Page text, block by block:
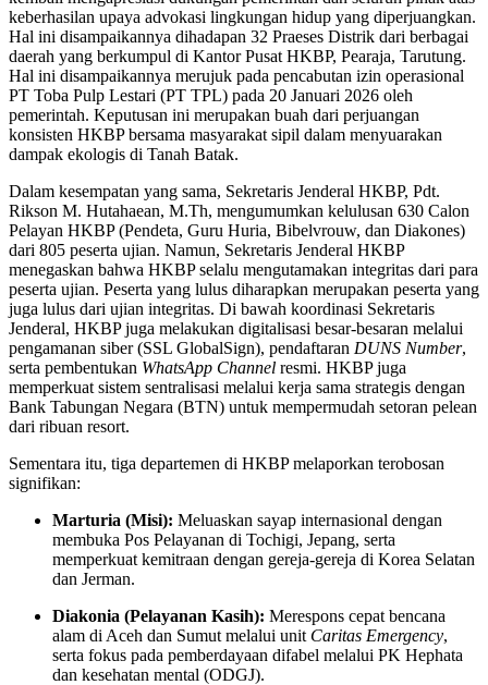
keberhasilan upaya advokasi lingkungan hidup yang diperjuangkan.
Hal ini disampaikannya dihadapan 32 Praeses Distrik dari berbagai
daerah yang berkumpul di Kantor Pusat HKBP, Pearaja, Tarutung.
Hal ini disampaikannya merujuk pada pencabutan izin operasional
PT Toba Pulp Lestari (PT TPL) pada 20 Januari 2026 oleh
pemerintah. Keputusan ini merupakan buah dari perjuangan
konsisten HKBP bersama masyarakat sipil dalam menyuarakan
dampak ekologis di Tanah Batak.
Dalam kesempatan yang sama, Sekretaris Jenderal HKBP, Pdt.
Rikson M. Hutahaean, M.Th, mengumumkan kelulusan 630 Calon
Pelayan HKBP (Pendeta, Guru Huria, Bibelvrouw, dan Diakones)
dari 805 peserta ujian. Namun, Sekretaris Jenderal HKBP
menegaskan bahwa HKBP selalu mengutamakan integritas dari para
peserta ujian. Peserta yang lulus diharapkan merupakan peserta yang
juga lulus dari ujian integritas. Di bawah koordinasi Sekretaris
Jenderal, HKBP juga melakukan digitalisasi besar-besaran melalui
pengamanan siber (SSL GlobalSign), pendaftaran DUNS Number,
serta pembentukan WhatsApp Channel resmi. HKBP juga
memperkuat sistem sentralisasi melalui kerja sama strategis dengan
Bank Tabungan Negara (BTN) untuk mempermudah setoran pelean
dari ribuan resort.
Sementara itu, tiga departemen di HKBP melaporkan terobosan
signifikan:
Marturia (Misi): Meluaskan sayap internasional dengan
membuka Pos Pelayanan di Tochigi, Jepang, serta
memperkuat kemitraan dengan gereja-gereja di Korea Selatan
dan Jerman.
Diakonia (Pelayanan Kasih): Merespons cepat bencana
alam di Aceh dan Sumut melalui unit Caritas Emergency,
serta fokus pada pemberdayaan difabel melalui PK Hephata
dan kesehatan mental (ODGJ).